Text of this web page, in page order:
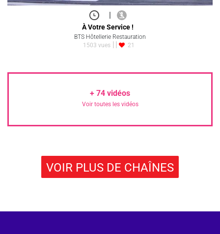
|
À Votre Service !
BTS Hôtellerie Restauration
1503 vues
21
+ 74 vidéos
Voir toutes les vidéos
VOIR PLUS DE CHAÎNES